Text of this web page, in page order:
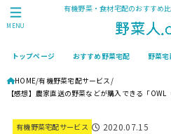
有機野菜・食材宅配のおすすめ
トップページ おすすめ野菜宅配 野菜
MENU
HOME 有機野菜宅配サービス
【感想】農家直送の野菜などが購入できる「OWL
有機野菜宅配サービス 2020.07.15